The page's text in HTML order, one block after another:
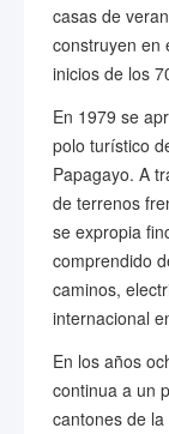
casas de
construyen en
inicios de los
En 1979 se
polo turístico
Papagayo. A
de terrenos
se expropia
comprendido
caminos,
internacional
En los años
continua a un
cantones de